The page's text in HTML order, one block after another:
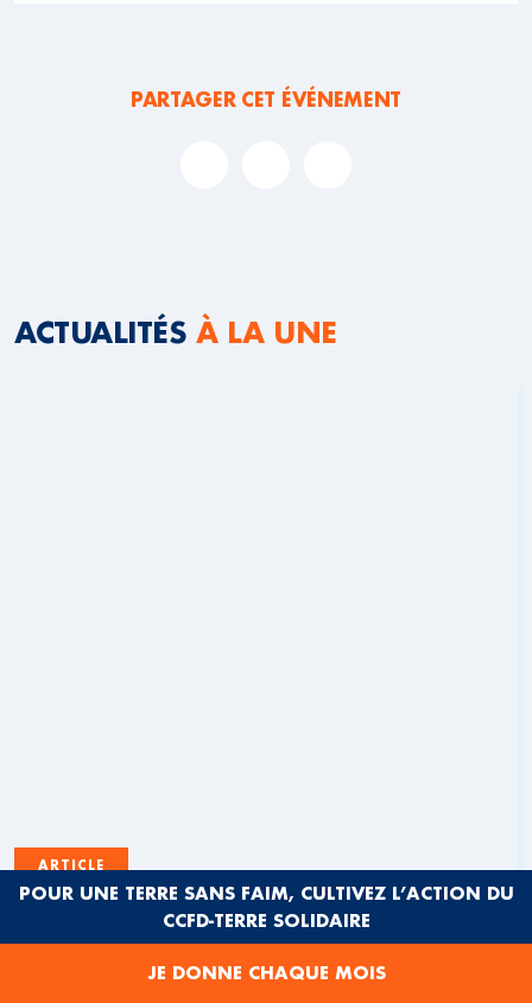
PARTAGER CET ÉVÉNEMENT
ACTUALITÉS À LA UNE
ARTICLE
PARCOURS TERRES SOLIDAIRES :
PROMOUVOIR UNE ALIMENTATION DURABLE
EN HAUTS-DE-FRANCE ET AU SÉNÉGAL
POUR UNE TERRE SANS FAIM, CULTIVEZ L’ACTION DU
CCFD-TERRE SOLIDAIRE
JE DONNE CHAQUE MOIS